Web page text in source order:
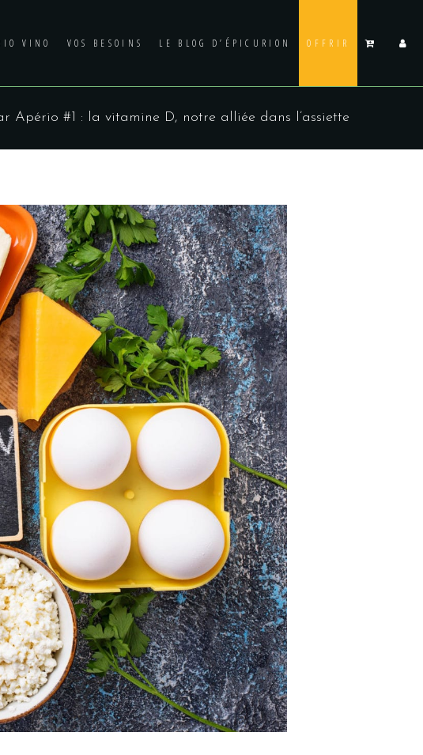
VINO VOS BESOINS LE BLOG D’ÉPICURION OFFRIR
Apério #1 : la vitamine D, notre alliée dans l’assiette